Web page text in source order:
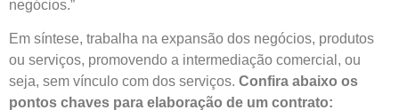
negócios.”
Em síntese, trabalha na expansão dos negócios, produtos
ou serviços, promovendo a intermediação comercial, ou
seja, sem vínculo com dos serviços. Confira abaixo os
pontos chaves para elaboração de um contrato: